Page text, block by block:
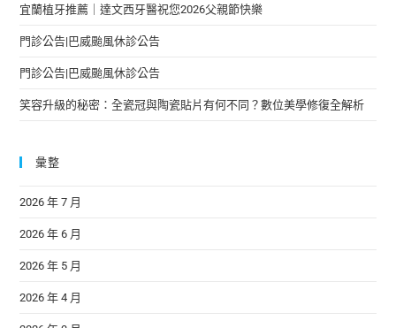
宜蘭植牙推薦｜達文西牙醫祝您2026父親節快樂
門診公告|巴威颱風休診公告
門診公告|巴威颱風休診公告
笑容升級的秘密：全瓷冠與陶瓷貼片有何不同？數位美學修復全解析
彙整
2026 年 7 月
2026 年 6 月
2026 年 5 月
2026 年 4 月